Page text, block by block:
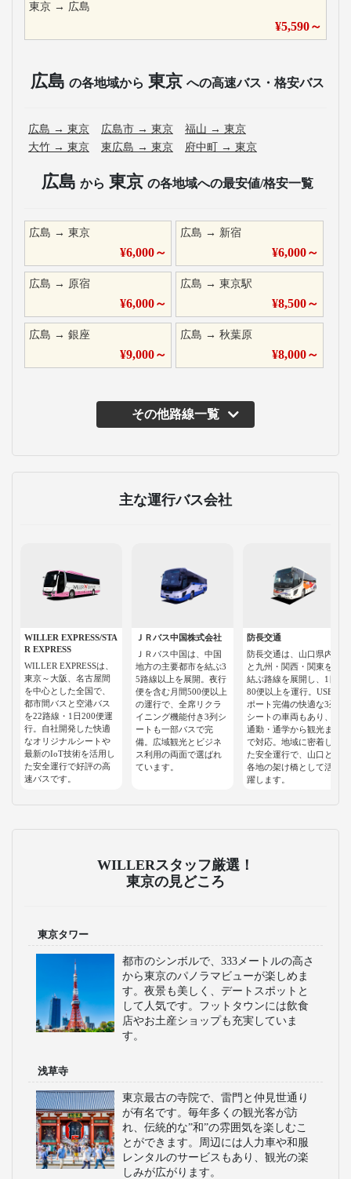
東京 → 広島
¥5,590～
広島 の各地域から 東京 への高速バス・格安バス
広島 → 東京 広島市 → 東京 福山 → 東京
大竹 → 東京 東広島 → 東京 府中町 → 東京
広島 から 東京 の各地域への最安値/格安一覧
広島 → 東京
¥6,000～
広島 → 新宿
¥6,000～
広島 → 原宿
¥6,000～
広島 →東京駅
¥8,500～
広島 → 銀座
¥9,000～
広島 →秋葉原
¥8,000～
その他路線一覧
主な運行バス会社
WILLER EXPRESS/STA
R EXPRESS
WILLER EXPRESSは、
東京～大阪、名古屋間
を中心とした全国で、
都市間バスと空港バス
を22路線・1日200便運
行。自社開発した快適
なオリジナルシートや
最新のIoT技術を活用し
た安全運行で好評の高
速バスです。
ＪＲバス中国株式会社
ＪＲバス中国は、中国
地方の主要都市を結ぶ3
5路線以上を展開。夜行
便を含む月間500便以上
の運行で、全席リクラ
イニング機能付き3列シ
ートも一部バスで完
備。広域観光とビジネ
ス利用の両面で選ばれ
ています。
防長交通
防長交通は、山口県内
と九州・関西・関東を
結ぶ路線を展開し、1日
80便以上を運行。USB
ポート完備の快適な3列
シートの車両もあり、
通勤・通学から観光ま
で対応。地域に密着し
た安全運行で、山口と
各地の架け橋として活
躍します。
WILLERスタッフ厳選！
東京の見どころ
東京タワー
都市のシンボルで、333メートルの高さ
から東京のパノラマビューが楽しめま
す。夜景も美しく、デートスポットと
して人気です。フットタウンには飲食
店やお土産ショップも充実していま
す。
浅草寺
東京最古の寺院で、雷門と仲見世通り
が有名です。毎年多くの観光客が訪
れ、伝統的な”和”の雰囲気を楽しむこ
とができます。周辺には人力車や和服
レンタルのサービスもあり、観光の楽
しみが広がります。